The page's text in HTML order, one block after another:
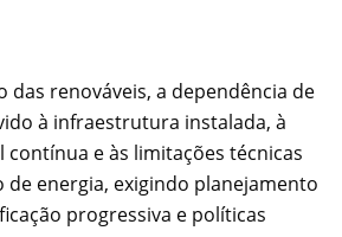
das renováveis, a dependência de
à infraestrutura instalada, à
e às limitações técnicas
de energia, exigindo planejamento
progressiva e políticas